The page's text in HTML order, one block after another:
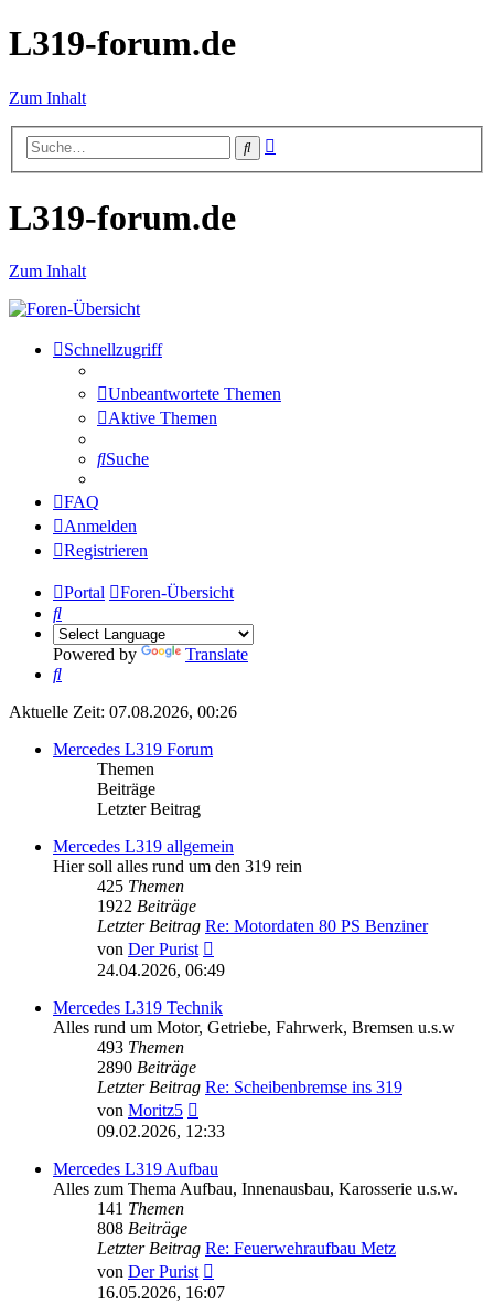
L319-forum.de
Zum Inhalt
Suche
L319-forum.de
Zum Inhalt
Schnellzugriff
Unbeantwortete Themen
Aktive Themen
Suche
FAQ
Anmelden
Registrieren
Portal
Foren-Übersicht
Suche
Powered by
Translate
Suche
Aktuelle Zeit: 07.08.2026, 00:26
Mercedes L319 Forum
Themen
Beiträge
Letzter Beitrag
Mercedes L319 allgemein
Hier soll alles rund um den 319 rein
425 Themen
1922 Beiträge
Letzter Beitrag Re: Motordaten 80 PS Benziner
von Der Purist
Beitrag
24.04.2026, 06:49
Mercedes L319 Technik
Alles rund um Motor, Getriebe, Fahrwerk, Bremsen u.s.w
493 Themen
2890 Beiträge
Letzter Beitrag Re: Scheibenbremse ins 319
von Moritz5
Beitrag
09.02.2026, 12:33
Mercedes L319 Aufbau
Alles zum Thema Aufbau, Innenausbau, Karosserie u.s.w.
141 Themen
808 Beiträge
Letzter Beitrag Re: Feuerwehraufbau Metz
von Der Purist
Beitrag
16.05.2026, 16:07